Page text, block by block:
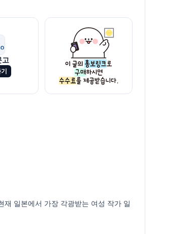
고
일본에서 가장 각광받는 여성 작가 일